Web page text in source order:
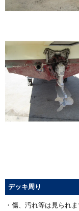
デッキ周り
・傷、汚れ等は見られ